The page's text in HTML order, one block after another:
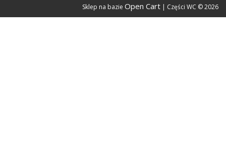
Sklep na bazie Open Cart | Części WC © 2026